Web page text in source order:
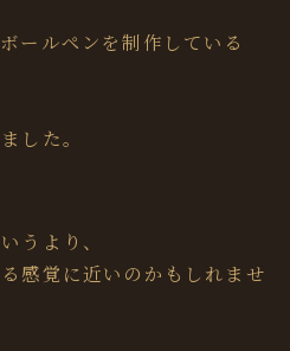
ールペンを制作している
した。
うより、
感覚に近いのかもしれませ